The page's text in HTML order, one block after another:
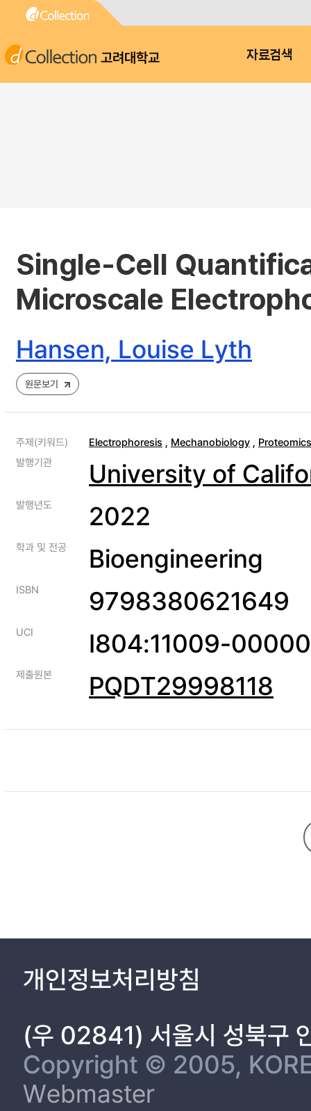
고려대학교 자료검색
Single-Cell
Microscale
Hansen, Louise Lyth
원문보기
주제(키워드) Electrophoresis , Mechanobiology , Proteomics
발행기관
University of
발행년도 2022
학과 및 전공 Bioengineering
ISBN 9798380621649
UCI I804:11009-
제출원본 PQDT29998118
개인정보처리방침
(우 02841) 서울시 성북구
Copyright © 2005,
Webmaster